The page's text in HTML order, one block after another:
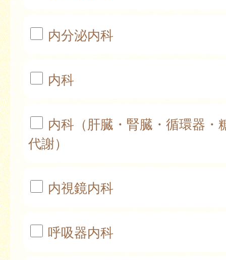
内分泌内科
内科
内科（肝臓・腎臓・循環器・
代謝）
内視鏡内科
呼吸器内科